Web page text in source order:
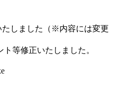
たしました（※内容には変更
等修正いたしました。